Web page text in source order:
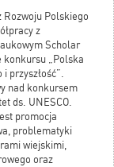
w
nawiązujące
konkursu
w jednej z
Będziemy
oraz jakość
Prace
Konkursu.
Rozwoju Polskiego
z
Scholar
konkursu „Polska
przyszłość”.
nad konkursem
ds. UNESCO.
promocja
problematyki
wiejskimi,
oraz